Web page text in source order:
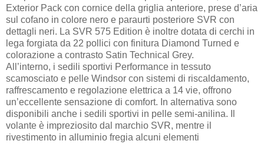
Exterior Pack con cornice della griglia anteriore, prese d’aria
sul cofano in colore nero e paraurti posteriore SVR con
dettagli neri. La SVR 575 Edition è inoltre dotata di cerchi in
lega forgiata da 22 pollici con finitura Diamond Turned e
colorazione a contrasto Satin Technical Grey.
All’interno, i sedili sportivi Performance in tessuto
scamosciato e pelle Windsor con sistemi di riscaldamento,
raffrescamento e regolazione elettrica a 14 vie, offrono
un’eccellente sensazione di comfort. In alternativa sono
disponibili anche i sedili sportivi in pelle semi-anilina. Il
volante è impreziosito dal marchio SVR, mentre il
rivestimento in alluminio fregia alcuni elementi